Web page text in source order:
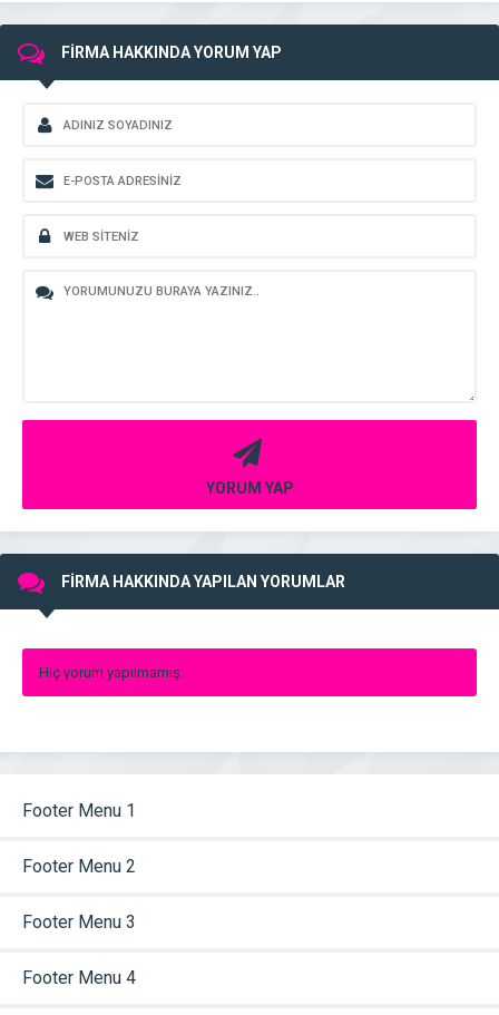
FİRMA HAKKINDA YORUM YAP
YORUM YAP
FİRMA HAKKINDA YAPILAN YORUMLAR
Hiç yorum yapılmamış.
Footer Menu 1
Footer Menu 2
Footer Menu 3
Footer Menu 4